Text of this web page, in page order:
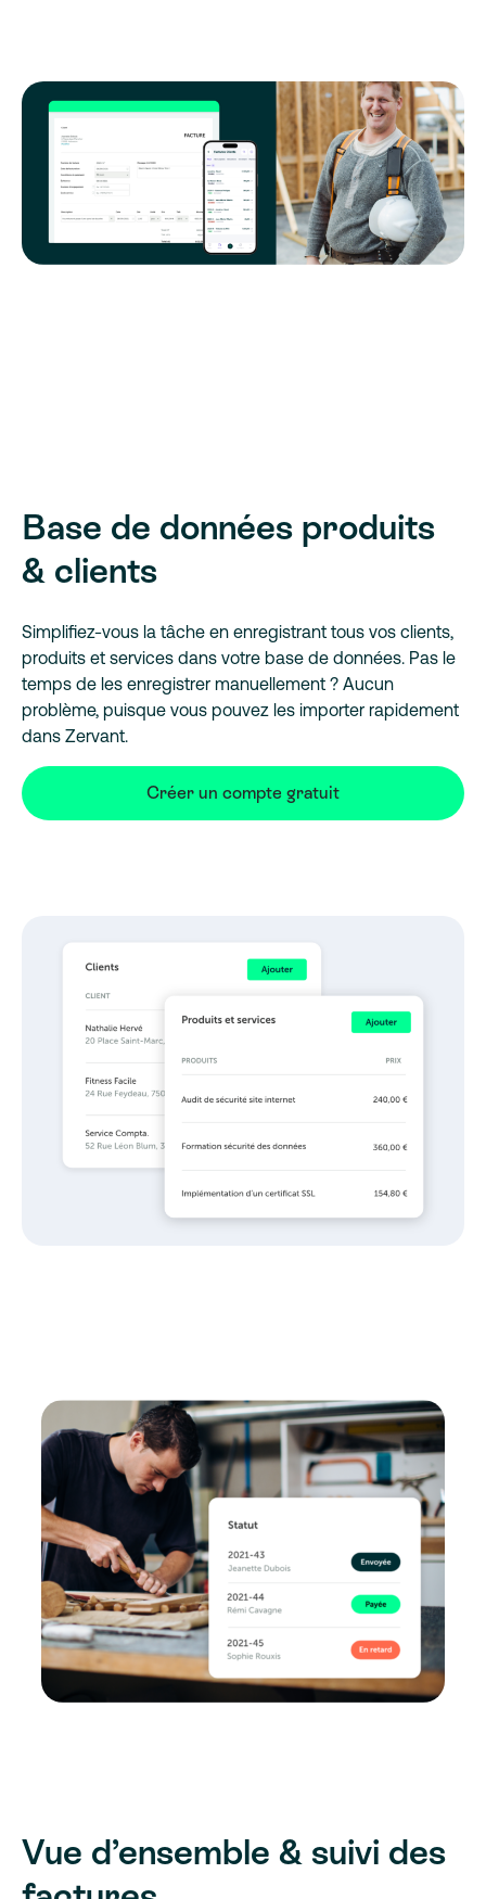
Base de données produits
& clients
Simplifiez-vous la tâche en enregistrant tous vos clients,
produits et services dans votre base de données. Pas le
temps de les enregistrer manuellement ? Aucun
problème, puisque vous pouvez les importer rapidement
dans Zervant.
Créer un compte gratuit
Vue d’ensemble & suivi des